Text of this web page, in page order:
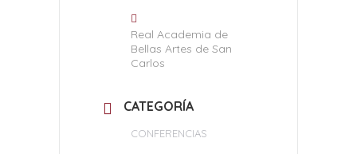
Real Academia de
Bellas Artes de San
Carlos
CATEGORÍA
CONFERENCIAS